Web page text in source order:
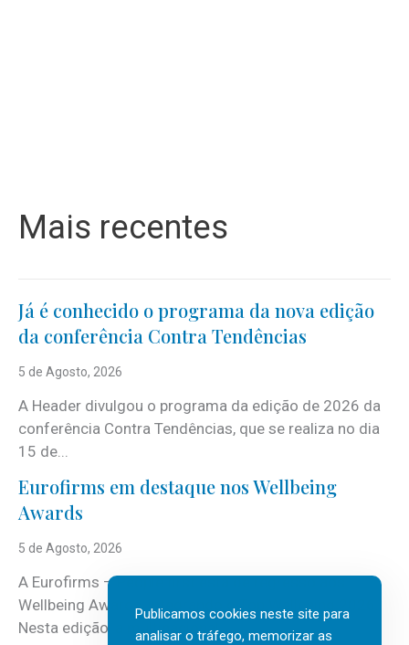
Mais recentes
Já é conhecido o programa da nova edição
da conferência Contra Tendências
5 de Agosto, 2026
A Header divulgou o programa da edição de 2026 da
conferência Contra Tendências, que se realiza no dia
15 de...
Eurofirms em destaque nos Wellbeing
Awards
5 de Agosto, 2026
A Eurofirms – People first está de regresso aos
Wellbeing Awards, integrando o Top Wellbeing 2026.
Nesta edição, a multinacional...
Publicamos cookies neste site para
analisar o tráfego, memorizar as